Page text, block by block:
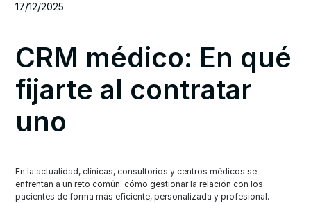
17/12/2025
CRM médico: En qué
fijarte al contratar
uno
En la actualidad, clínicas, consultorios y centros médicos se
enfrentan a un reto común: cómo gestionar la relación con los
pacientes de forma más eficiente, personalizada y profesional.